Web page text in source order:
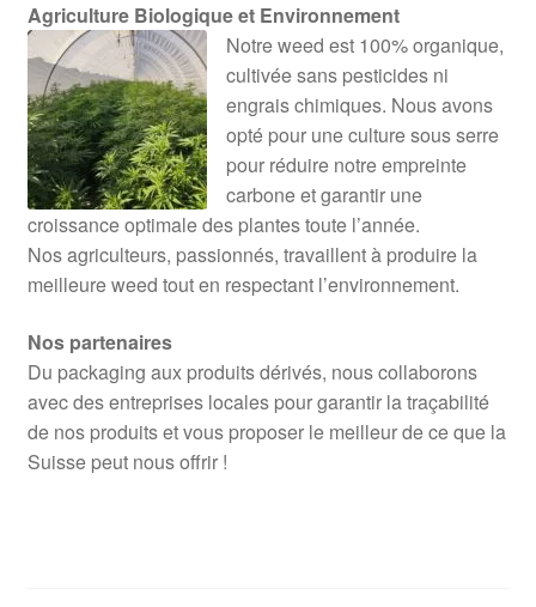
Agriculture Biologique et Environnement
Notre weed est 100% organique,
cultivée sans pesticides ni
engrais chimiques. Nous avons
opté pour une culture sous serre
pour réduire notre empreinte
carbone et garantir une
croissance optimale des plantes toute l’année.
Nos agriculteurs, passionnés, travaillent à produire la
meilleure weed tout en respectant l’environnement.
Nos partenaires
Du packaging aux produits dérivés, nous collaborons
avec des entreprises locales pour garantir la traçabilité
de nos produits et vous proposer le meilleur de ce que la
Suisse peut nous offrir !